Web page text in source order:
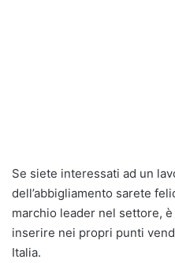
Se siete interessati ad un
dell’abbigliamento sarete
marchio leader nel settore,
inserire nei propri punti
Italia.